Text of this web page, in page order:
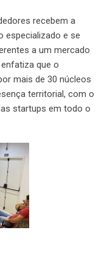
recebem a
especializado e se
a um mercado
que o
mais de 30 núcleos
territorial, com o
startups em todo o